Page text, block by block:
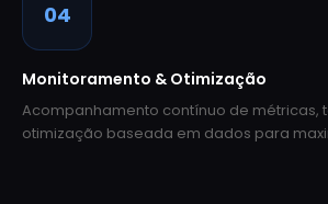
04
Monitoramento & Otimização
Acompanhamento contínuo de métricas,
otimização baseada em dados para